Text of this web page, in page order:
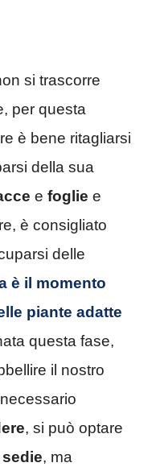
si trascorre
per questa
è bene ritagliarsi
della sua
e foglie e
è consigliato
delle
è il momento
piante adatte
questa fase,
il nostro
, si può optare
sedie, ma